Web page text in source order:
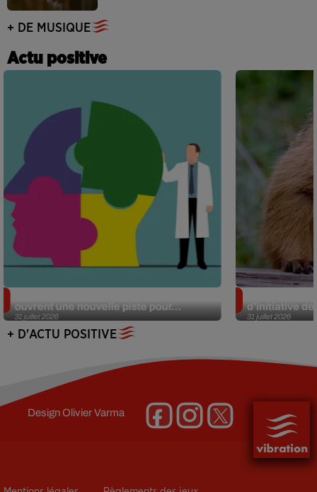
+ DE MUSIQUE
Actu positive
31 juillet 2026
ouvrent une nouvelle piste pour...
31 juillet 2026
d’initiative
+ D'ACTU POSITIVE
DesignOlivier Varma